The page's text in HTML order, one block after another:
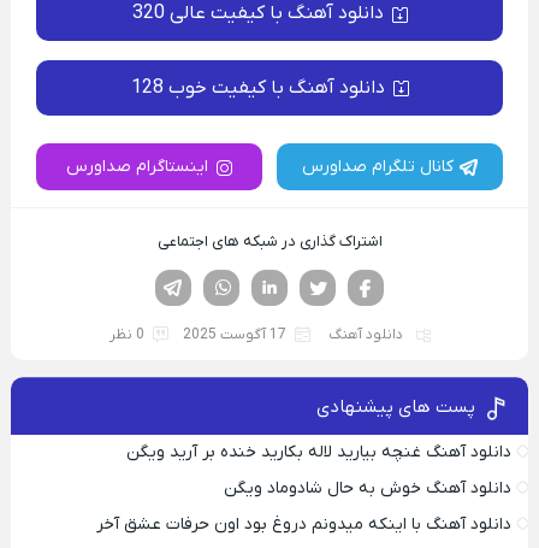
دانلود آهنگ با کیفیت عالی 320
دانلود آهنگ با کیفیت خوب 128
کانال تلگرام صداورس اینستاگرام صداورس
اشتراک گذاری در شبکه های اجتماعی
لینکدین تویتر
فیسوک
دانلود آهنگ 17 آگوست 2025 0 نظر
پست های پیشنهادی
دانلود آهنگ غنچه بیارید لاله بکارید خنده بر آرید ویگن
دانلود آهنگ خوش به حال شادوماد ویگن
دانلود آهنگ با اینکه میدونم دروغ بود اون حرفات عشق آخر